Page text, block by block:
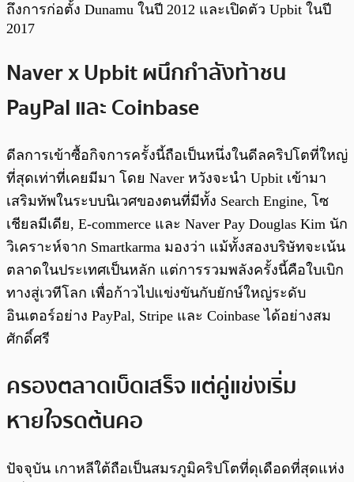
ถึงการก่อตั้ง Dunamu ในปี 2012 และเปิดตัว Upbit ในปี
2017
Naver x Upbit ผนึกกำลังท้าชน
PayPal และ Coinbase
ดีลการเข้าซื้อกิจการครั้งนี้ถือเป็นหนึ่งในดีลคริปโตที่ใหญ่
ที่สุดเท่าที่เคยมีมา โดย Naver หวังจะนำ Upbit เข้ามา
เสริมทัพในระบบนิเวศของตนที่มีทั้ง Search Engine, โซ
เชียลมีเดีย, E-commerce และ Naver Pay Douglas Kim นัก
วิเคราะห์จาก Smartkarma มองว่า แม้ทั้งสองบริษัทจะเน้น
ตลาดในประเทศเป็นหลัก แต่การรวมพลังครั้งนี้คือใบเบิก
ทางสู่เวทีโลก เพื่อก้าวไปแข่งขันกับยักษ์ใหญ่ระดับ
อินเตอร์อย่าง PayPal, Stripe และ Coinbase ได้อย่างสม
ศักดิ์ศรี
ครองตลาดเบ็ดเสร็จ แต่คู่แข่งเริ่ม
หายใจรดต้นคอ
ปัจจุบัน เกาหลีใต้ถือเป็นสมรภูมิคริปโตที่ดุเดือดที่สุดแห่ง